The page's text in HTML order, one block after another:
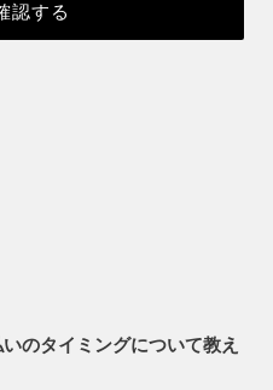
認する
のタイミングについて教え